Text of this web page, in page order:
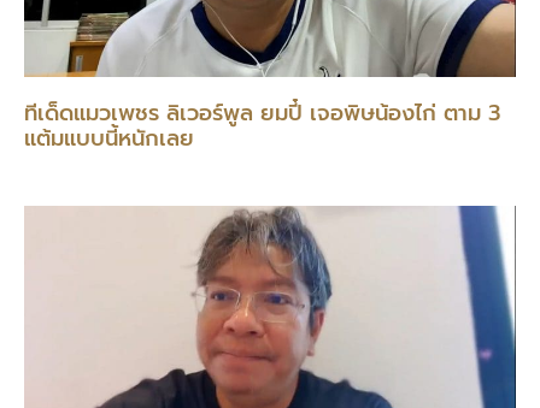
ทีเด็ดแมวเพชร ลิเวอร์พูล ยมปี๋ เจอพิษน้องไก่ ตาม 3
แต้มแบบนี้หนักเลย